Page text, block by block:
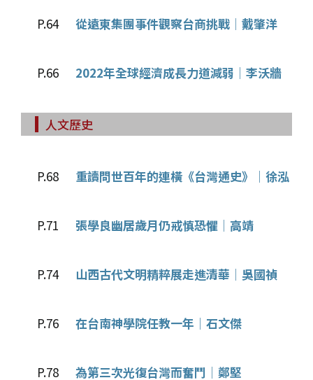
P.64 從遠東集團事件觀察台商挑戰│戴肇洋
P.66 2022年全球經濟成長力道減弱│李沃牆
人文歷史
P.68 重讀問世百年的連橫《台灣通史》│徐泓
P.71 張學良幽居歲月仍戒慎恐懼│高靖
P.74 山西古代文明精粹展走進清華│吳國禎
P.76 在台南神學院任教一年│石文傑
P.78 為第三次光復台灣而奮鬥│鄭堅